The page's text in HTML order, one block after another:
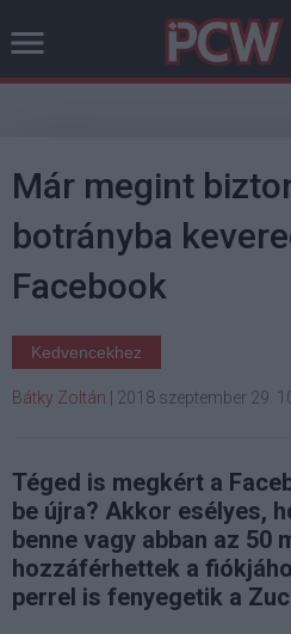
Már megint
botrányba
Facebook
Kedvencekhez
Bátky Zoltán 2018 szeptember 29.
Téged is megkért a
be újra? Akkor esélyes,
benne vagy abban az 50
hozzáférhettek a
perrel is fenyegetik a